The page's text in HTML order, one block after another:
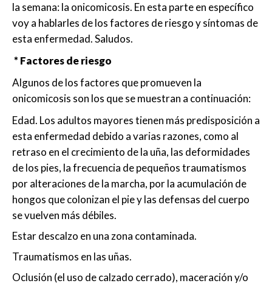
la semana: la onicomicosis. En esta parte en específico
voy a hablarles de los factores de riesgo y síntomas de
esta enfermedad. Saludos.
* Factores de riesgo
Algunos de los factores que promueven la
onicomicosis son los que se muestran a continuación:
Edad. Los adultos mayores tienen más predisposición a
esta enfermedad debido a varias razones, como al
retraso en el crecimiento de la uña, las deformidades
de los pies, la frecuencia de pequeños traumatismos
por alteraciones de la marcha, por la acumulación de
hongos que colonizan el pie y las defensas del cuerpo
se vuelven más débiles.
Estar descalzo en una zona contaminada.
Traumatismos en las uñas.
Oclusión (el uso de calzado cerrado), maceración y/o